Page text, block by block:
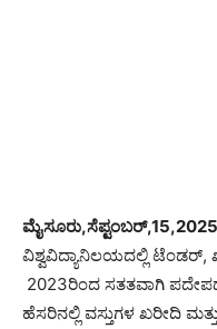
ವಿಶ್ವವಿದ್ಯಾನಿಲಯದಲ್ಲಿ ಟೆಂಡರ್,
2023ರಿಂದ ಸತತವಾಗಿ
ಹೆಸರಿನಲ್ಲಿ ವಸ್ತುಗಳ ಖರೀದಿ